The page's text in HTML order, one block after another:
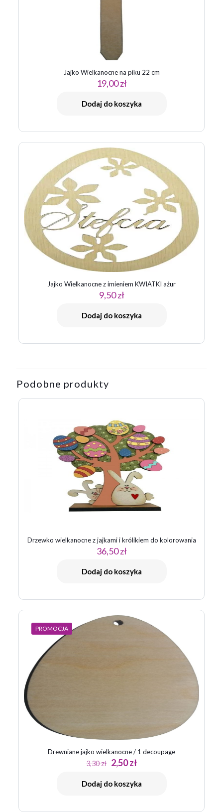
Jajko Wielkanocne na piku 22 cm
19,00zł
Dodaj do koszyka
Jajko Wielkanocne z imieniem KWIATKI ażur
9,50zł
Dodaj do koszyka
Podobne produkty
Drzewko wielkanocne z jajkami i królikiem do kolorowania
36,50zł
Dodaj do koszyka
PROMOCJA
Drewniane jajko wielkanocne / 1 decoupage
3,30zł Pierwotna
wynosiła:
3,30 zł.
2,50złAktualna
wynosi:
Dodaj do koszyka